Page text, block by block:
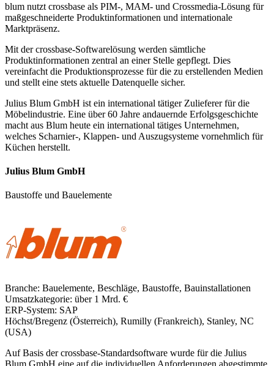
blum nutzt crossbase als PIM-, MAM- und Crossmedia-Lösung für
maßgeschneiderte Produktinformationen und internationale
Marktpräsenz.
Mit der crossbase-Softwarelösung werden sämtliche
Produktinformationen zentral an einer Stelle gepflegt. Dies
vereinfacht die Produktionsprozesse für die zu erstellenden Medien
und stellt eine stets aktuelle Datenquelle sicher.
Julius Blum GmbH ist ein international tätiger Zulieferer für die
Möbelindustrie. Eine über 60 Jahre andauernde Erfolgsgeschichte
macht aus Blum heute ein international tätiges Unternehmen,
welches Scharnier-, Klappen- und Auszugsysteme vornehmlich für
Küchen herstellt.
Julius Blum GmbH
Baustoffe und Bauelemente
Branche: Bauelemente, Beschläge, Baustoffe, Bauinstallationen
Umsatzkategorie: über 1 Mrd. €
ERP-System: SAP
Höchst/Bregenz (Österreich), Rumilly (Frankreich), Stanley, NC
(USA)
Auf Basis der crossbase-Standardsoftware wurde für die Julius